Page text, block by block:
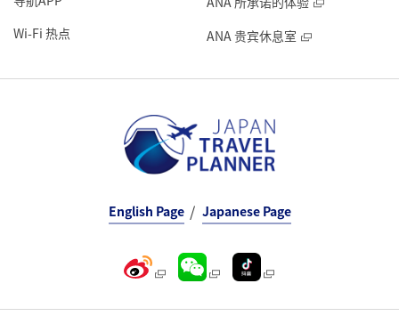
Wi-Fi 热点
ANA 贵宾休息室
English Page Japanese Page